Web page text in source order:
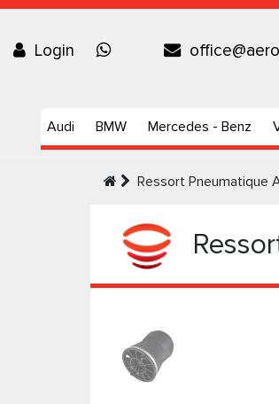
Login
Audi BMW Mercedes - Benz
Ressort Pneumatique